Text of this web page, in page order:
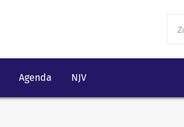
Agenda NJV